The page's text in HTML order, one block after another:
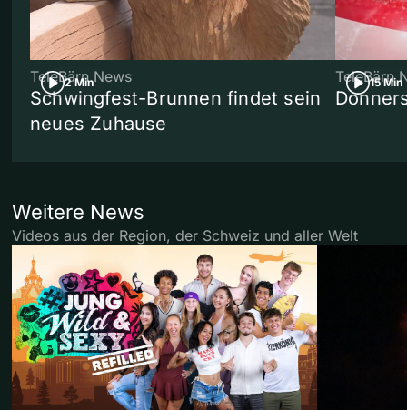
2 Min
TeleBärn News
Schwingfest-Brunnen findet sein
neues Zuhause
15 Min
TeleBärn
Weitere News
Videos aus der Region, der Schweiz und aller Welt